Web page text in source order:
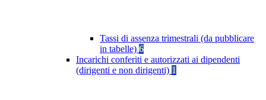
Tassi di assenza trimestrali (da pubblicare
in tabelle) 6
Incarichi conferiti e autorizzati ai dipendenti
(dirigenti e non dirigenti) 1